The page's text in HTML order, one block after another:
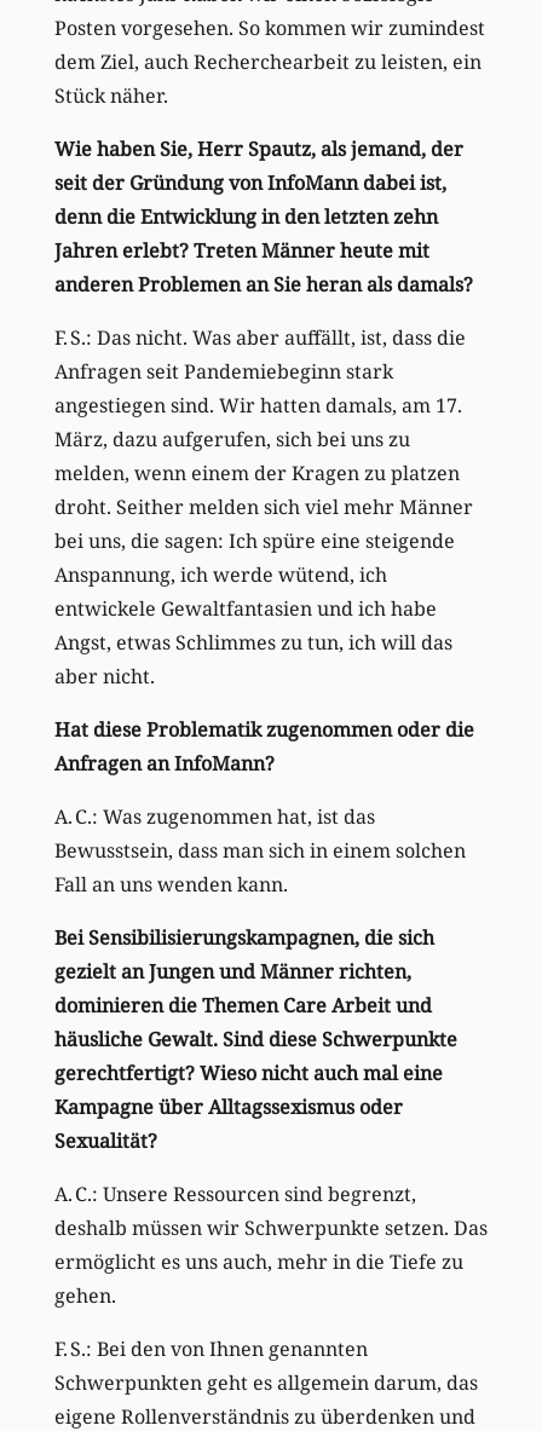
Posten vorgesehen. So kommen wir zumindest
dem Ziel, auch Recherchearbeit zu leisten, ein
Stück näher.
Wie haben Sie, Herr Spautz, als jemand, der
seit der Gründung von InfoMann dabei ist,
denn die Entwicklung in den letzten zehn
Jahren erlebt? Treten Männer heute mit
anderen Problemen an Sie heran als damals?
F. S.: Das nicht. Was aber auffällt, ist, dass die
Anfragen seit Pandemiebeginn stark
angestiegen sind. Wir hatten damals, am 17.
März, dazu aufgerufen, sich bei uns zu
melden, wenn einem der Kragen zu platzen
droht. Seither melden sich viel mehr Männer
bei uns, die sagen: Ich spüre eine steigende
Anspannung, ich werde wütend, ich
entwickele Gewaltfantasien und ich habe
Angst, etwas Schlimmes zu tun, ich will das
aber nicht.
Hat diese Problematik zugenommen oder die
Anfragen an InfoMann?
A. C.: Was zugenommen hat, ist das
Bewusstsein, dass man sich in einem solchen
Fall an uns wenden kann.
Bei Sensibilisierungskampagnen, die sich
gezielt an Jungen und Männer richten,
dominieren die Themen Care Arbeit und
häusliche Gewalt. Sind diese Schwerpunkte
gerechtfertigt? Wieso nicht auch mal eine
Kampagne über Alltagssexismus oder
Sexualität?
A. C.: Unsere Ressourcen sind begrenzt,
deshalb müssen wir Schwerpunkte setzen. Das
ermöglicht es uns auch, mehr in die Tiefe zu
gehen.
F. S.: Bei den von Ihnen genannten
Schwerpunkten geht es allgemein darum, das
eigene Rollenverständnis zu überdenken und